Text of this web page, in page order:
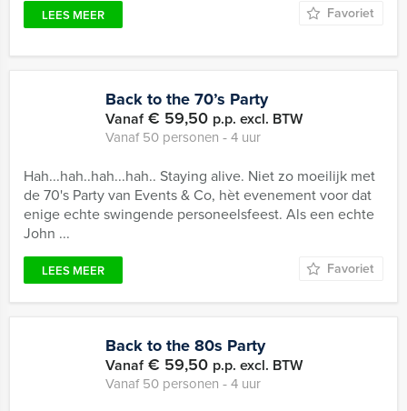
LEES MEER Favoriet
Back to the 70’s Party
Vanaf€ 59,50 p.p. excl. BTW
Vanaf 50 personen ‐ 4 uur
Hah...hah..hah...hah.. Staying alive. Niet zo moeilijk met
de 70's Party van Events & Co, hèt evenement voor dat
enige echte swingende personeelsfeest. Als een echte
John ...
LEES MEER Favoriet
Back to the 80s Party
Vanaf€ 59,50 p.p. excl. BTW
Vanaf 50 personen ‐ 4 uur